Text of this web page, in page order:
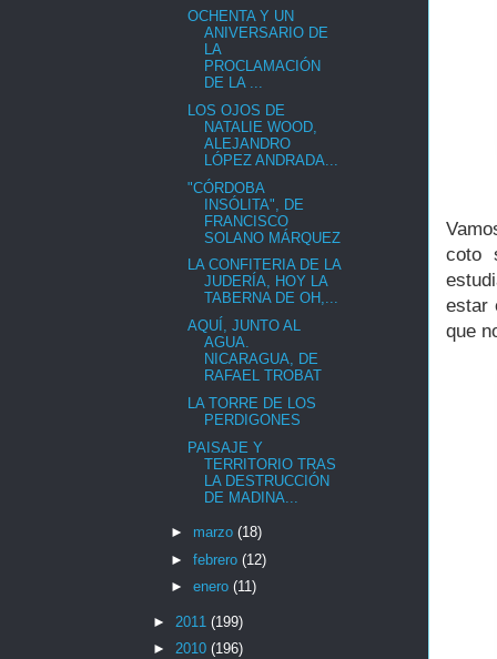
coto
estar
que
OCHENTA Y UN
ANIVERSARIO DE
LA
PROCLAMACIÓN
DE LA ...
LOS OJOS DE
NATALIE WOOD,
ALEJANDRO
LÓPEZ ANDRADA...
"CÓRDOBA
INSÓLITA", DE
FRANCISCO
SOLANO MÁRQUEZ
LA CONFITERIA DE LA
JUDERÍA, HOY LA
TABERNA DE OH,...
AQUÍ, JUNTO AL
AGUA.
NICARAGUA, DE
RAFAEL TROBAT
LA TORRE DE LOS
PERDIGONES
PAISAJE Y
TERRITORIO TRAS
LA DESTRUCCIÓN
DE MADINA...
► marzo (18)
► febrero (12)
► enero (11)
► 2011 (199)
► 2010 (196)